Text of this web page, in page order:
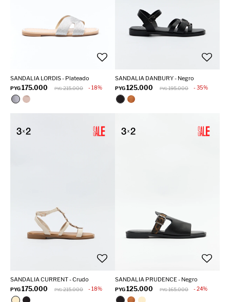
SANDALIA LORDIS - Plateado
PYG175.000 PYG 215.000 18
SANDALIA DANBURY - Negro
PYG125.000 PYG 195.000 35
SANDALIA CURRENT - Crudo
PYG175.000 PYG 215.000 18
SANDALIA PRUDENCE - Negro
PYG125.000 PYG 165.000 24